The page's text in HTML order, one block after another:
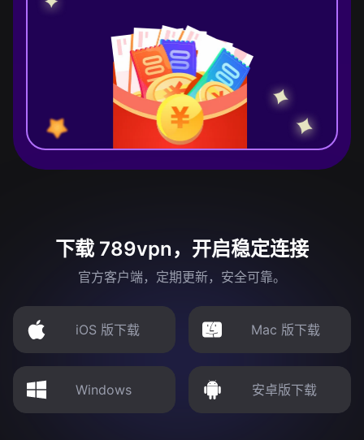
下载 789vpn，开启稳定连接
官方客户端，定期更新，安全可靠。
iOS 版下载 Mac 版下载
Windows 安卓版下载